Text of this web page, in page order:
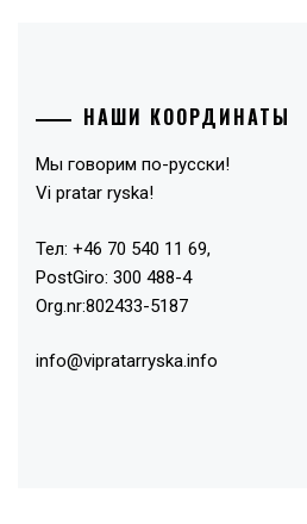
НАШИ КООРДИНАТЫ
Мы говорим по-русски!
Vi pratar ryska!
Тел: +46 70 540 11 69,
PostGiro: 300 488-4
Org.nr:802433-5187
info@vipratarryska.info